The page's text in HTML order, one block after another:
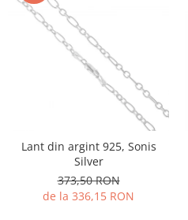
Lant din argint 925, Sonis
Silver
373,50 RON
de la 336,15 RON